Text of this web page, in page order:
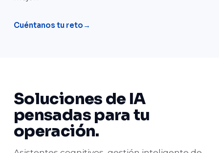
Cuéntanos tu reto
Soluciones de IA
pensadas para tu
operación.